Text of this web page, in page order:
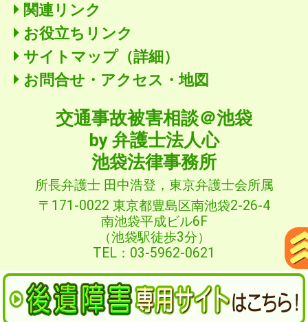
関連リンク
お役立ちリンク
サイトマップ（詳細）
お問合せ・アクセス・地図
交通事故被害相談＠池袋
by 弁護士法人心
池袋法律事務所
所長弁護士 田中浩登，東京弁護士会所属
〒171-0022 東京都豊島区南池袋2-26-4
南池袋平成ビル6F
（池袋駅徒歩3分）
TEL：03-5962-0621